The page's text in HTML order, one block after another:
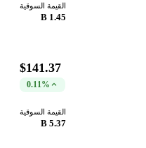
القيمة السوقية
1.45 B
$141.37
0.11%
القيمة السوقية
5.37 B